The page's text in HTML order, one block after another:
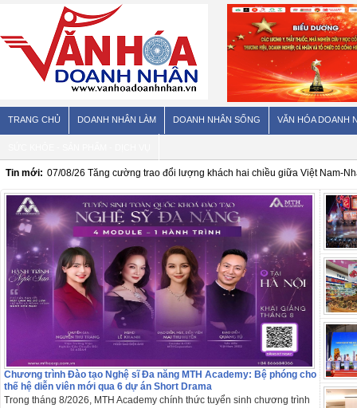
TRANG CHỦ DOANH NHÂN LÀM DOANH NHÂN SỐNG VĂN HÓA DOANH
Tin mới: 07/08/26 Thực phẩm không đường, dùng đường ăn kiêng có thực sự
Chương trình Đào tạo Nghệ sĩ Đa năng MTH Academy: Bệ phóng cho
thế hệ diễn viên mới qua 6 dự án Short Drama
Trong tháng 8/2026, MTH Academy chính thức tuyển sinh chương trình